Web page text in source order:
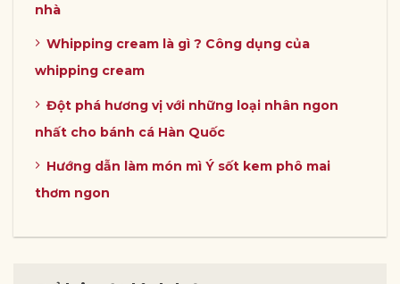
nhà
Whipping cream là gì ? Công dụng của
whipping cream
Đột phá hương vị với những loại nhân ngon
nhất cho bánh cá Hàn Quốc
Hướng dẫn làm món mì Ý sốt kem phô mai
thơm ngon